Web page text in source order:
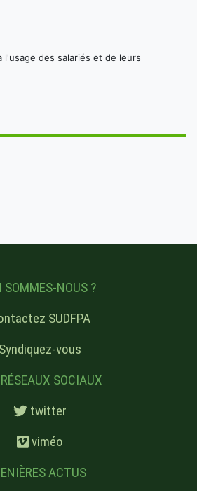
des salariés et de leurs
SOMMES-NOUS ?
SUDFPA
Syndiquez-vous
SOCIAUX
twitter
viméo
ACTUS